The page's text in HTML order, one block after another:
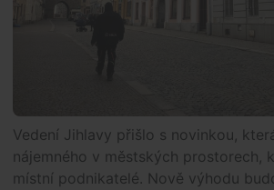
Vedení Jihlavy přišlo s novinkou,
nájemného v městských prostorech,
místní podnikatelé. Nově výhodu